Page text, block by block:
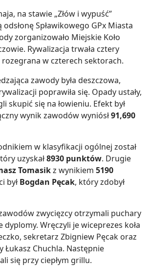
na stawie „Złów i wypuść”
Spławikowego GPx Miasta
zorganizowało Miejskie Koło
Rywalizacja trwała cztery
rozegrana w czterech sektorach.
zawody była deszczowa,
poprawiła się. Opady ustały,
skupić się na łowieniu. Efekt był
wynik zawodów wyniósł91,690
w klasyfikacji ogólnej został
uzyskał8930 punktów. Drugie
Tomasikz wynikiem 5190
był Bogdan Pęcak, który zdobył
zwycięzcy otrzymali puchary
Wręczyli je wiceprezes koła
sekretarz Zbigniew Pęcak oraz
Łukasz Chuchla. Następnie
się przy ciepłym grillu.